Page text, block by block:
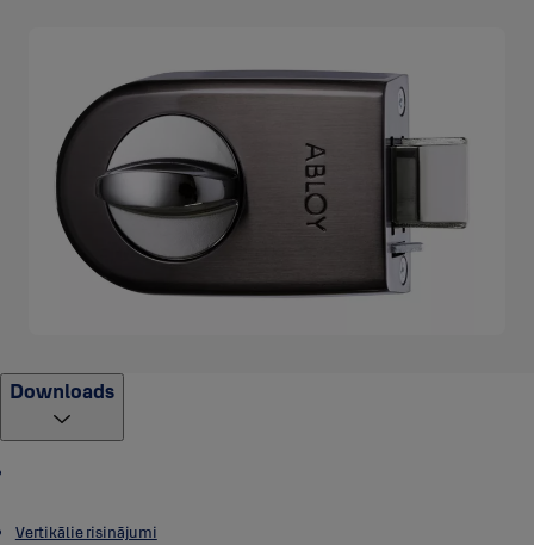
Downloads
Vertikālie risinājumi